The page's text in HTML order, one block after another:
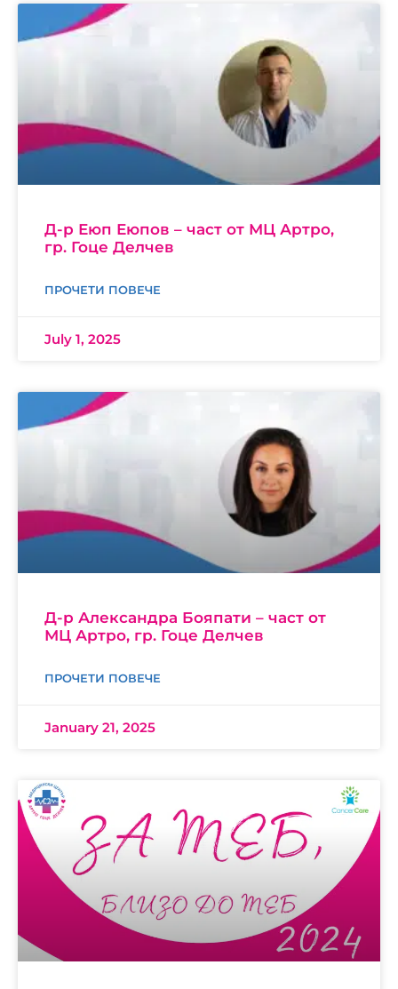
Д-р Еюп Еюпов – част от МЦ Артро,
гр. Гоце Делчев
ПРОЧЕТИ ПОВЕЧЕ
July 1, 2025
Д-р Александра Бояпати – част от
МЦ Артро, гр. Гоце Делчев
ПРОЧЕТИ ПОВЕЧЕ
January 21, 2025